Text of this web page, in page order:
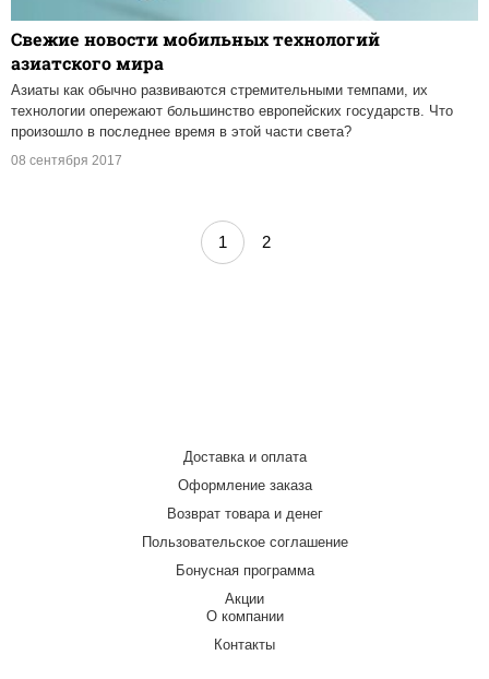
Свежие новости мобильных технологий
азиатского мира
Азиаты как обычно развиваются стремительными темпами, их
технологии опережают большинство европейских государств. Что
произошло в последнее время в этой части света?
08 сентября 2017
1 2
Доставка и оплата
Оформление заказа
Возврат товара и денег
Пользовательское соглашение
Бонусная программа
Акции
О компании
Контакты